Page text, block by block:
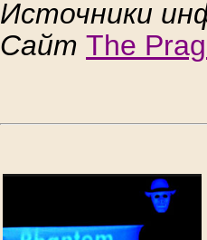
Источники
Сайт The